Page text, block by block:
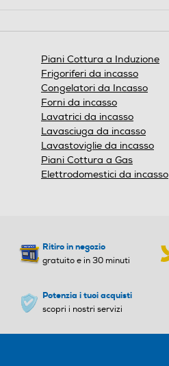
Piani Cottura a Induzione
Frigoriferi da incasso
Congelatori da Incasso
Forni da incasso
Lavatrici da incasso
Lavasciuga da incasso
Lavastoviglie da incasso
Piani Cottura a Gas
Elettrodomestici da incasso
Ritiro in negozio
gratuito e in 30 minuti
Potenzia i tuoi acquisti
scopri i nostri servizi